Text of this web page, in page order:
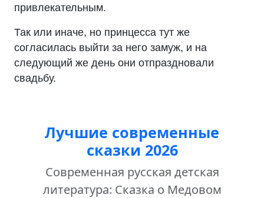
привлекательным.
Так или иначе, но принцесса тут же
согласилась выйти за него замуж, и на
следующий же день они отпраздновали
свадьбу.
Лучшие современные
сказки 2026
Современная русская детская
литература: Сказка о Медовом